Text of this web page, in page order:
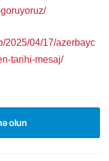
2025/04/17/azerbayc
tarihi-mesaj/
olun